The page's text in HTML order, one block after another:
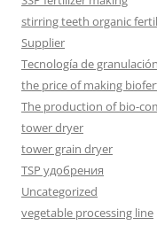
stirring teeth organic
Supplier
Tecnología de
the price of making
The production of bio-
tower dryer
tower grain dryer
TSP удобрения
Uncategorized
vegetable processing line